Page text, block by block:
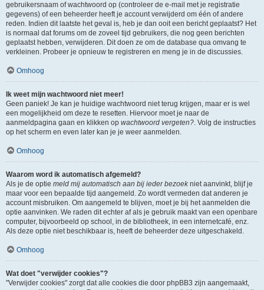
gebruikersnaam of wachtwoord op (controleer de e-mail met je registratie
gegevens) of een beheerder heeft je account verwijderd om één of andere
reden. Indien dit laatste het geval is, heb je dan ooit een bericht geplaatst? Het
is normaal dat forums om de zoveel tijd gebruikers, die nog geen berichten
geplaatst hebben, verwijderen. Dit doen ze om de database qua omvang te
verkleinen. Probeer je opnieuw te registreren en meng je in de discussies.
Omhoog
Ik weet mijn wachtwoord niet meer!
Geen paniek! Je kan je huidige wachtwoord niet terug krijgen, maar er is wel
een mogelijkheid om deze te resetten. Hiervoor moet je naar de
aanmeldpagina gaan en klikken op wachtwoord vergeten?. Volg de instructies
op het scherm en even later kan je je weer aanmelden.
Omhoog
Waarom word ik automatisch afgemeld?
Als je de optie meld mij automatisch aan bij ieder bezoekniet aanvinkt, blijf je
maar voor een bepaalde tijd aangemeld. Zo wordt vermeden dat anderen je
account misbruiken. Om aangemeld te blijven, moet je bij het aanmelden die
optie aanvinken. We raden dit echter af als je gebruik maakt van een openbare
computer, bijvoorbeeld op school, in de bibliotheek, in een internetcafé, enz.
Als deze optie niet beschikbaar is, heeft de beheerder deze uitgeschakeld.
Omhoog
Wat doet "verwijder cookies"?
"Verwijder cookies" zorgt dat alle cookies die door phpBB3 zijn aangemaakt,